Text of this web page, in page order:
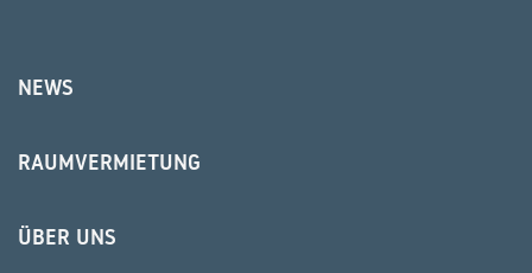
NEWS
RAUMVERMIETUNG
ÜBER UNS